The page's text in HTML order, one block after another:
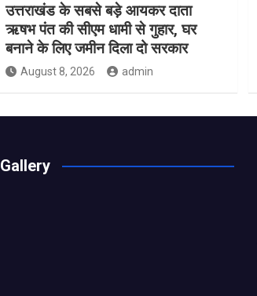
उत्तराखंड के सबसे बड़े आयकर दाता
ऋषभ पंत की सीएम धामी से गुहार, घर
बनाने के लिए जमीन दिला दो सरकार
August 8, 2026 admin
Gallery